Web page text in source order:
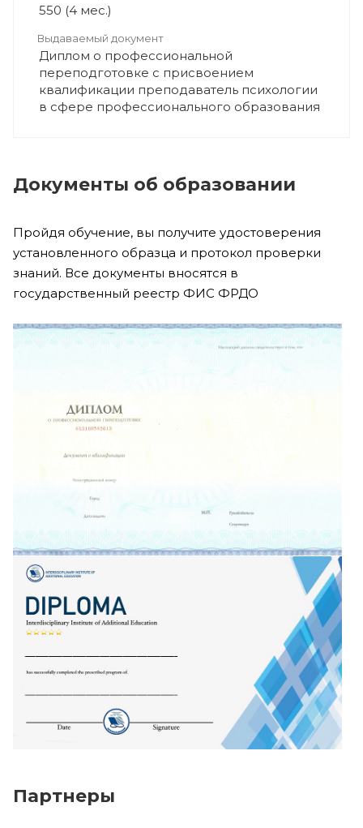
550 (4 мес.)
Выдаваемый документ
Диплом о профессиональной
переподготовке с присвоением
квалификации преподаватель психологии
в сфере профессионального образования
Документы об образовании
Пройдя обучение, вы получите удостоверения
установленного образца и протокол проверки
знаний. Все документы вносятся в
государственный реестр ФИС ФРДО
Партнеры